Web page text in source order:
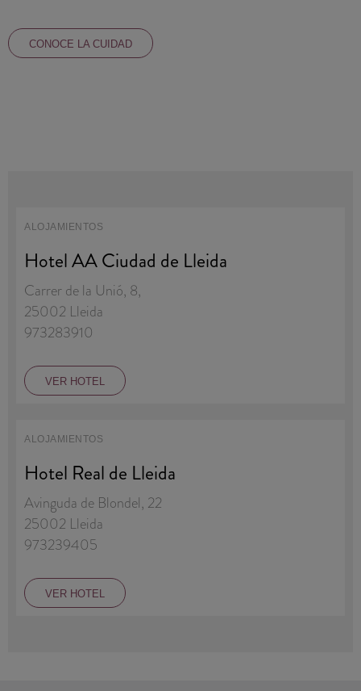
CONOCE LA CUIDAD
ALOJAMIENTOS
Hotel AA Ciudad de Lleida
Carrer de la Unió, 8,
25002 Lleida
973283910
VER HOTEL
ALOJAMIENTOS
Hotel Real de Lleida
Avinguda de Blondel, 22
25002 Lleida
973239405
VER HOTEL